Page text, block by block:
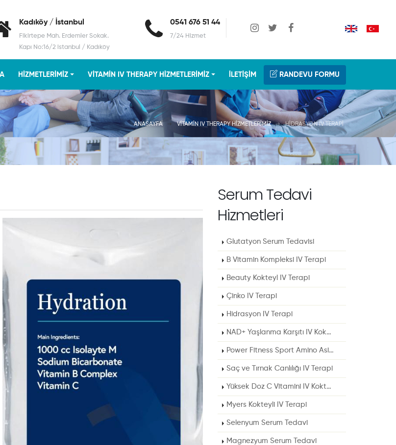
Kadıköy / İstanbul
Fikirtepe Mah. Erdemler Sokak.
Kapı No:16/2 istanbul / Kadıköy
0541 676 51 44
7/24 Hizmet
HIZMETLERIMIZ VITAMIN IV THERAPY HIZMETLERIMIZ İLETIŞIM RANDEVU FORMU
ANASAYFA VITAMIN IV THERAPY HIZMETLERIMIZ HIDRASYON IV TERAPI
Serum Tedavi
Hizmetleri
Glutatyon Serum Tedavisi
B Vitamin Kompleksi IV Terapi
Beauty Kokteyl IV Terapi
Çinko IV Terapi
Hidrasyon IV Terapi
NAD+ Yaşlanma Karşıtı IV Kokteyl
Power Fitness Sport Amino Asit IV Kokteyl
Saç ve Tırnak Canlılığı IV Terapi
Yüksek Doz C Vitamini IV Kokteyli
Myers Kokteyli IV Terapi
Selenyum Serum Tedavi
Magnezyum Serum Tedavi